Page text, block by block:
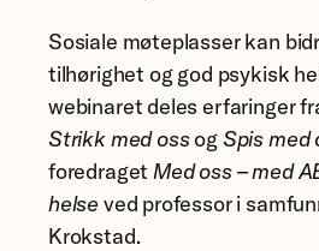
Sosiale møteplasser kan
tilhørighet og god psykisk
webinaret deles erfaringer
Strikk med ossogSpis med
foredraget Med oss – med
helse ved professor i
Krokstad.